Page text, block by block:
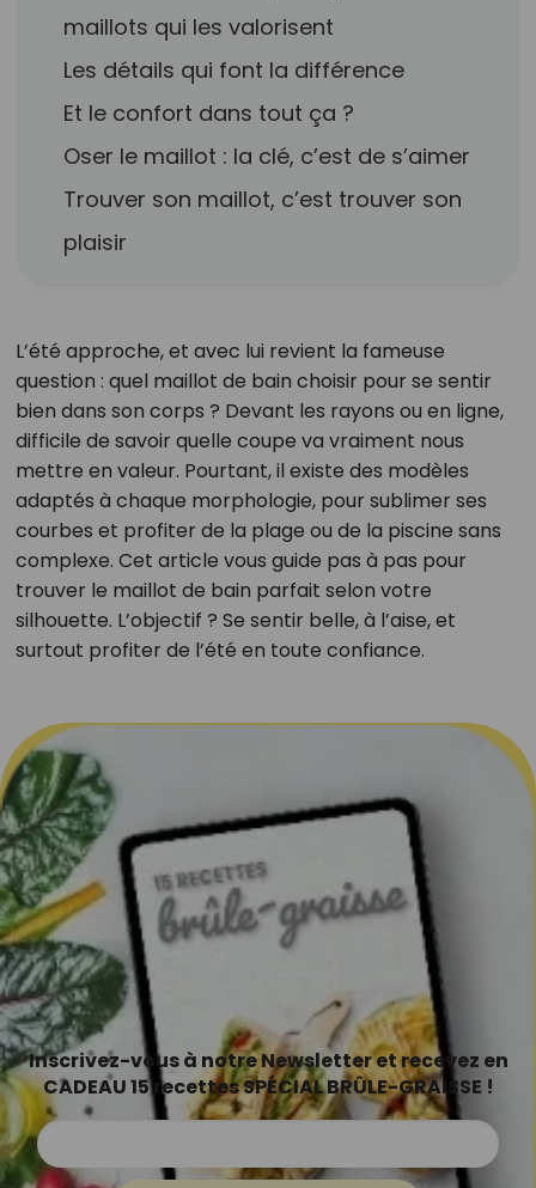
maillots qui les valorisent
Les détails qui font la différence
Et le confort dans tout ça ?
Oser le maillot : la clé, c’est de s’aimer
Trouver son maillot, c’est trouver son
plaisir
L’été approche, et avec lui revient la fameuse
question : quel maillot de bain choisir pour se sentir
bien dans son corps ? Devant les rayons ou en ligne,
difficile de savoir quelle coupe va vraiment nous
mettre en valeur. Pourtant, il existe des modèles
adaptés à chaque morphologie, pour sublimer ses
courbes et profiter de la plage ou de la piscine sans
complexe. Cet article vous guide pas à pas pour
trouver le maillot de bain parfait selon votre
silhouette. L’objectif ? Se sentir belle, à l’aise, et
surtout profiter de l’été en toute confiance.
Inscrivez-vous à notre Newsletter et recevez en
CADEAU 15 recettes SPÉCIAL BRÛLE-GRAISSE !